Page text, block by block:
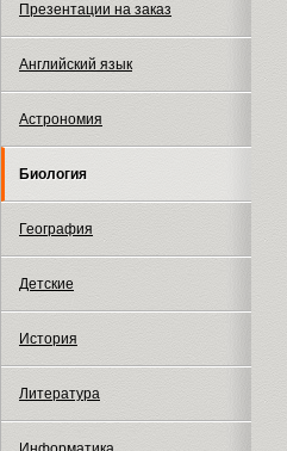
Презентации на заказ
Английский язык
Астрономия
Биология
География
Детские
История
Литература